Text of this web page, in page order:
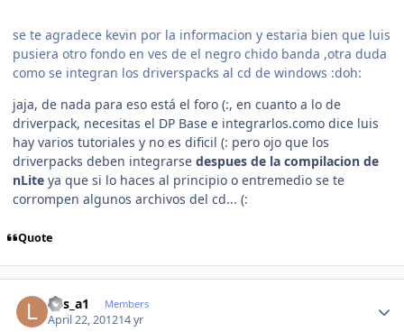
se te agradece kevin por la informacion y estaria bien que luis
pusiera otro fondo en ves de el negro chido banda ,otra duda
como se integran los driverspacks al cd de windows :doh:
jaja, de nada para eso está el foro (:, en cuanto a lo de
driverpack, necesitas el DP Base e integrarlos.como dice luis
hay varios tutoriales y no es dificil (: pero ojo que los
driverpacks deben integrarse despues de la compilacion de
nLite ya que si lo haces al principio o entremedio se te
corrompen algunos archivos del cd... (:
Quote
luis_a1 Members
April 22, 201214 yr